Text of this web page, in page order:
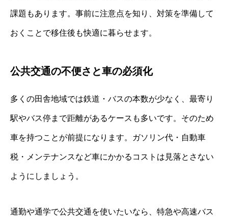
課題もあります。事前に注意点を知り、対策を準備して
おくことで移住後も快適に暮らせます。
公共交通の不便さと車の必須化
多くの田舎地域では鉄道・バスの本数が少なく、最寄り
駅やバス停まで距離があるケースも多いです。そのため
車を持つことが前提になります。ガソリン代・自動車
税・メンテナンスなど車にかかるコストは見落とさない
ようにしましょう。
通勤や通学で公共交通を使いたいなら、特急や高速バス